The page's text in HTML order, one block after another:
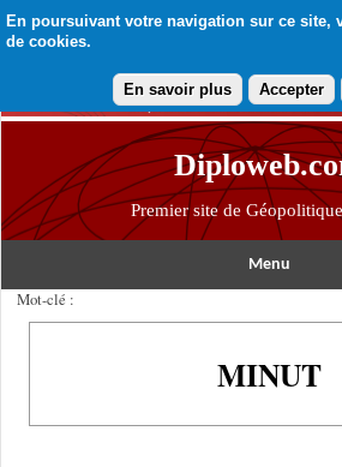
En poursuivant votre navigation sur ce site,
de cookies.
En savoir plus Accepter
Premier site de
Menu
Mot-clé :
MINUT